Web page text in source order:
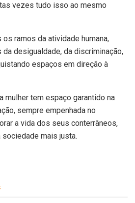
vezes tudo isso ao mesmo
ramos da atividade humana,
da desigualdade, da discriminação,
espaços em direção à
mulher tem espaço garantido na
sempre empenhada no
a vida dos seus conterrâneos,
mais justa.